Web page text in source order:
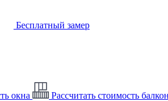
Бесплатный замер
окна Рассчитать стоимость